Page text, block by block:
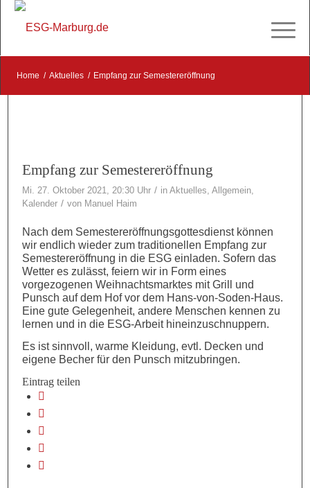
Home / Aktuelles / Empfang zur Semestereröffnung
Empfang zur Semestereröffnung
Mi. 27. Oktober 2021, 20:30 Uhr / inAktuelles,Allgemein,
Kalender / von Manuel Haim
Nach dem Semestereröffnungsgottesdienst können
wir endlich wieder zum traditionellen Empfang zur
Semestereröffnung in die ESG einladen. Sofern das
Wetter es zulässt, feiern wir in Form eines
vorgezogenen Weihnachtsmarktes mit Grill und
Punsch auf dem Hof vor dem Hans-von-Soden-Haus.
Eine gute Gelegenheit, andere Menschen kennen zu
lernen und in die ESG-Arbeit hineinzuschnuppern.
Es ist sinnvoll, warme Kleidung, evtl. Decken und
eigene Becher für den Punsch mitzubringen.
Eintrag teilen